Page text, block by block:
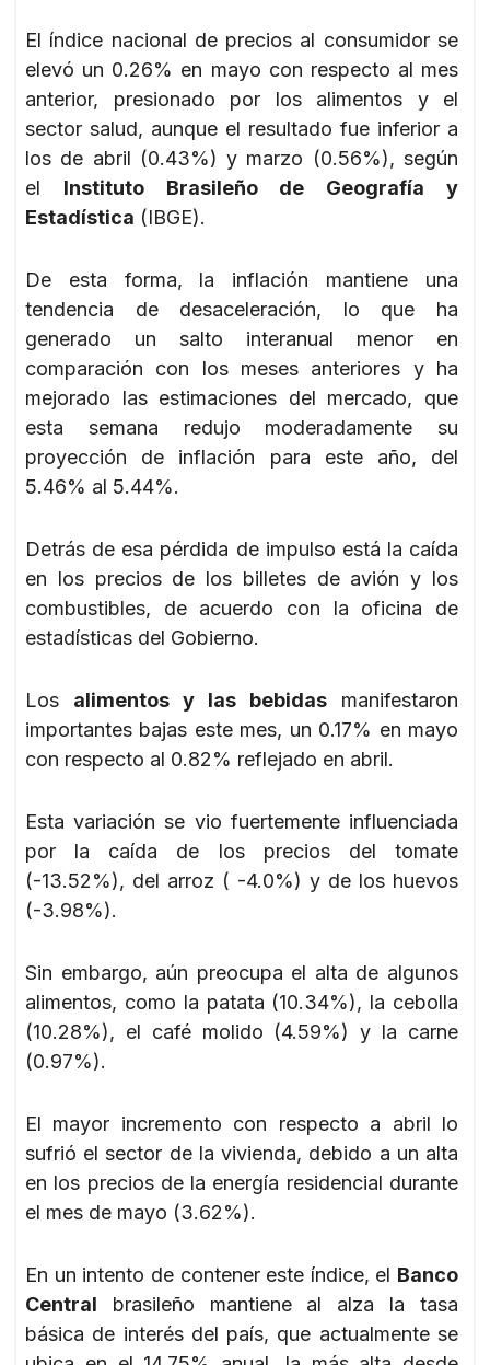
El índice nacional de precios al consumidor se
elevó un 0.26% en mayo con respecto al mes
anterior, presionado por los alimentos y el
sector salud, aunque el resultado fue inferior a
los de abril (0.43%) y marzo (0.56%), según
el Instituto Brasileño de Geografía y
Estadística (IBGE).
De esta forma, la inflación mantiene una
tendencia de desaceleración, lo que ha
generado un salto interanual menor en
comparación con los meses anteriores y ha
mejorado las estimaciones del mercado, que
esta semana redujo moderadamente su
proyección de inflación para este año, del
5.46% al 5.44%.
Detrás de esa pérdida de impulso está la caída
en los precios de los billetes de avión y los
combustibles, de acuerdo con la oficina de
estadísticas del Gobierno.
Los alimentos y las bebidas manifestaron
importantes bajas este mes, un 0.17% en mayo
con respecto al 0.82% reflejado en abril.
Esta variación se vio fuertemente influenciada
por la caída de los precios del tomate
(-13.52%), del arroz ( -4.0%) y de los huevos
(-3.98%).
Sin embargo, aún preocupa el alta de algunos
alimentos, como la patata (10.34%), la cebolla
(10.28%), el café molido (4.59%) y la carne
(0.97%).
El mayor incremento con respecto a abril lo
sufrió el sector de la vivienda, debido a un alta
en los precios de la energía residencial durante
el mes de mayo (3.62%).
En un intento de contener este índice, el Banco
Central brasileño mantiene al alza la tasa
básica de interés del país, que actualmente se